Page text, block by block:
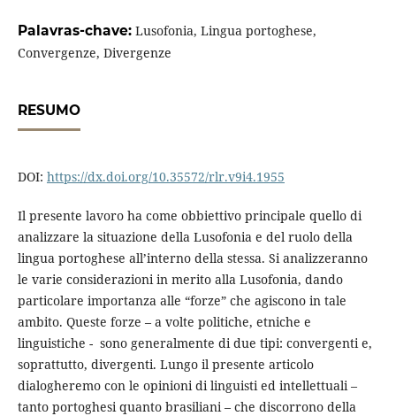
Palavras-chave: Lusofonia, Lingua portoghese,
Convergenze, Divergenze
RESUMO
DOI: https://dx.doi.org/10.35572/rlr.v9i4.1955
Il presente lavoro ha come obbiettivo principale quello di
analizzare la situazione della Lusofonia e del ruolo della
lingua portoghese all’interno della stessa. Si analizzeranno
le varie considerazioni in merito alla Lusofonia, dando
particolare importanza alle “forze” che agiscono in tale
ambito. Queste forze – a volte politiche, etniche e
linguistiche - sono generalmente di due tipi: convergenti e,
soprattutto, divergenti. Lungo il presente articolo
dialogheremo con le opinioni di linguisti ed intellettuali –
tanto portoghesi quanto brasiliani – che discorrono della